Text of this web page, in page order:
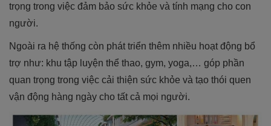
trọng trong việc đảm bảo sức khỏe và tính mạng cho con
người.
Ngoài ra hệ thống còn phát triển thêm nhiều hoạt động bổ
trợ như: khu tập luyện thể thao, gym, yoga,… góp phần
quan trọng trong việc cải thiện sức khỏe và tạo thói quen
vận động hàng ngày cho tất cả mọi người.